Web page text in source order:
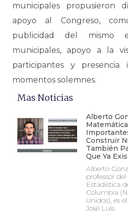
municipales propusieron
apoyo al Congreso,
publicidad del mismo
municipales, apoyo a la
participantes y presencia
momentos solemnes.
Mas Noticias
Alberto
Construir
También
Que Ya
Alberto
professor
Estadística
Columbia
Unidos), es
José Luis